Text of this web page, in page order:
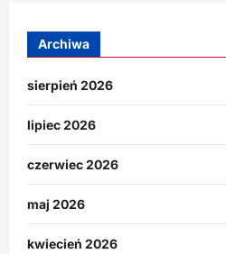
Archiwa
sierpień 2026
lipiec 2026
czerwiec 2026
maj 2026
kwiecień 2026